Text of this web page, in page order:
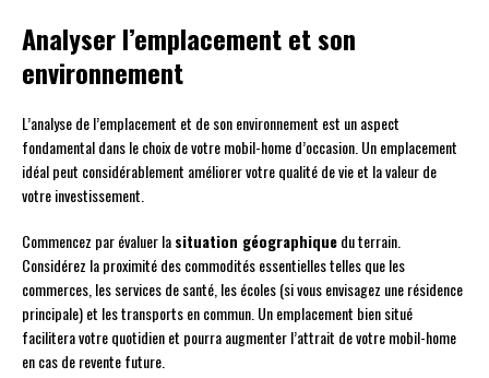
Analyser l’emplacement et son
environnement
L’analyse de l’emplacement et de son environnement est un aspect
fondamental dans le choix de votre mobil-home d’occasion. Un emplacement
idéal peut considérablement améliorer votre qualité de vie et la valeur de
votre investissement.
Commencez par évaluer lasituation géographiquedu terrain.
Considérez la proximité des commodités essentielles telles que les
commerces, les services de santé, les écoles (si vous envisagez une résidence
principale) et les transports en commun. Un emplacement bien situé
facilitera votre quotidien et pourra augmenter l’attrait de votre mobil-home
en cas de revente future.